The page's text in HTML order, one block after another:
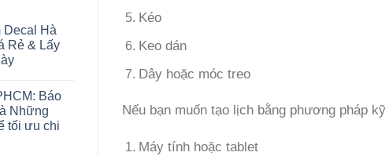
Decal Hà
Rẻ & Lấy
Báo
Những
tối ưu chi
Kéo
Keo dán
Dây hoặc móc treo
Nếu bạn muốn tạo lịch bằng phương pháp
Máy tính hoặc tablet